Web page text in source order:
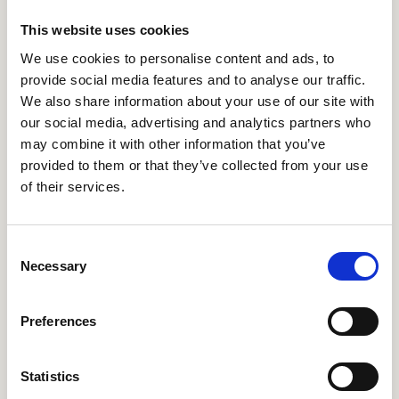
This website uses cookies
We use cookies to personalise content and ads, to
provide social media features and to analyse our traffic.
We also share information about your use of our site with
our social media, advertising and analytics partners who
may combine it with other information that you’ve
provided to them or that they’ve collected from your use
of their services.
Selection
Necessary
Preferences
Statistics
bedrijfsevenementen. Omdat iedereen op de
hoogte was, zijn collega’s altijd beter
voorbereid.
Meer dan memo's : de
onverwachte rol van het
creëren van een community
updates te delen. Het werd een ruimte om
gemeenschap onder werknemers te bevorderen.